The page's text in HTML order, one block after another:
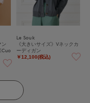
ン
Cuo
Le Souk
《大きいサイズ》Vネックカ
ーディガン
￥12,100(税込)